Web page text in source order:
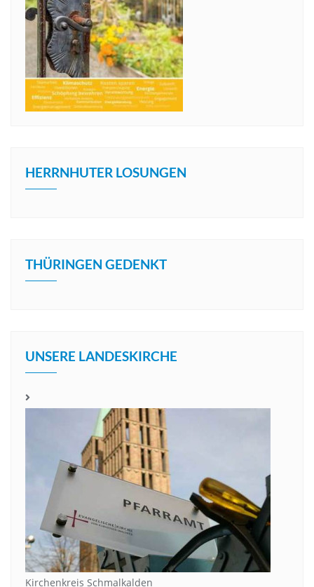
HERRNHUTER LOSUNGEN
THÜRINGEN GEDENKT
UNSERE LANDESKIRCHE
Kirchenkreis Schmalkalden